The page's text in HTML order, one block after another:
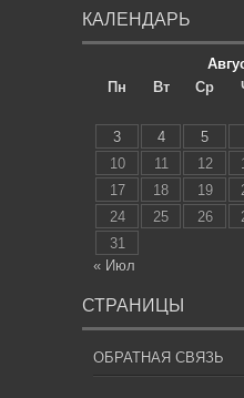
КАЛЕНДАРЬ
Пн
Вт Ср
3
4 5
10
11 12
17
18 19
24
25 26
31
« Июл
СТРАНИЦЫ
ОБРАТНАЯ СВЯЗЬ